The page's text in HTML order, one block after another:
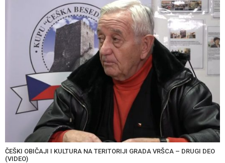
ČEŠKI OBIČAJI I KULTURA NA TERITORIJI GRADA VRŠCA – DRUGI DEO
(VIDEO)